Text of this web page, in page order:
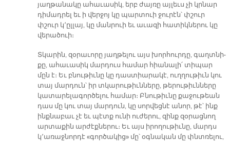
յաղ­թա­նա­կը ա­հա­ւա­սիկ, երբ ժայ­ռը այ­լեւս չի կրնար
դի­մադ­րել եւ ի վեր­ջոյ կը պար­տուի ջու­րէն՝ փշուր
փշուր կ՚ըլ­լայ, կը ման­րուի եւ ա­ւա­զի հա­տիկ­նե­րու կը
վե­րա­ծուի։
Տկա­րին, զօ­րա­ւո­րը յաղ­թե­լու այս խոր­հուր­դը, գաղտ­նի­
քը, ա­հա­ւա­սիկ մար­դուս հա­մար հիա­նա­լի՛ տի­պար
մըն է։ Եւ բնու­թիւ­նը կը դաս­տիա­րա­կէ, ուղ­ղու­թիւն կու
տայ մար­դուն՝ իր տկա­րու­թիւն­նե­րը, թե­րու­թիւն­նե­րը
կա­տա­րե­լա­գոր­ծե­լու հա­մար։ Բնու­թիւ­նը քա­ջու­թեան
դաս մը կու տայ մար­դուն, կը սոր­վեց­նէ ա­նոր, թէ՝ ինք
ինք­նա­բաւ չէ եւ պէտք ու­նի ու­ժե­րու, զինք զօ­րաց­նող
ար­տա­քին ար­ժէք­նե­րու։ Եւ այս ի­րո­ղու­թիւ­նը, մարդս
կ՚ա­ռաջ­նոր­դէ «գոր­ծա­կից» մը՝ օգ­նա­կան մը փնտռե­լու,